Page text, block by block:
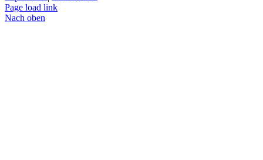
Page load link
Nach oben